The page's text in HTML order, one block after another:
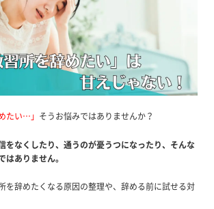
たい…」 そうお悩みではありませんか？
をなくしたり、通うのが憂うつになったり、そんな
はありません。
を辞めたくなる原因の整理や、辞める前に試せる対